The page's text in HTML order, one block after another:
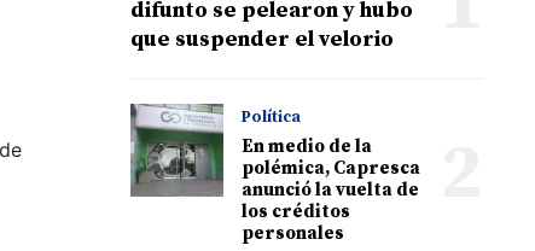
difunto se pelearon y hubo
que suspender el velorio
Política
En medio de la
polémica, Capresca
anunció la vuelta de
los créditos
personales